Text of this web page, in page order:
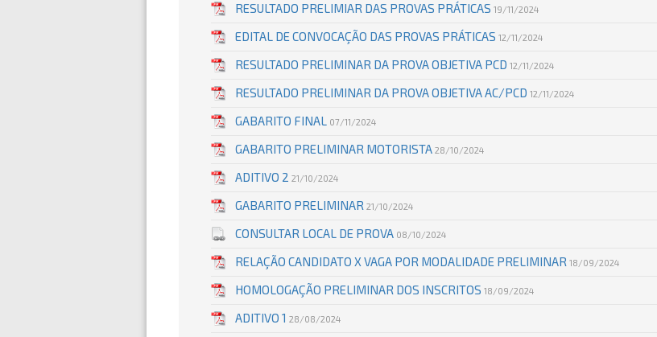
RESULTADO PRELIMIAR DAS PROVAS PRÁTICAS 19/11/2024
EDITAL DE CONVOCAÇÃO DAS PROVAS PRÁTICAS 12/11/2024
RESULTADO PRELIMINAR DA PROVA OBJETIVA PCD 12/11/2024
RESULTADO PRELIMINAR DA PROVA OBJETIVA AC/PCD 12/11/2024
GABARITO FINAL 07/11/2024
GABARITO PRELIMINAR MOTORISTA 28/10/2024
ADITIVO 2 21/10/2024
GABARITO PRELIMINAR 21/10/2024
CONSULTAR LOCAL DE PROVA 08/10/2024
RELAÇÃO CANDIDATO X VAGA POR MODALIDADE PRELIMINAR 18/09/2024
HOMOLOGAÇÃO PRELIMINAR DOS INSCRITOS 18/09/2024
ADITIVO 1 28/08/2024